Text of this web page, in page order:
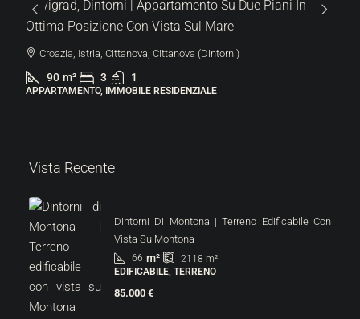
Novigrad, Dintorni | Appartamento Su Due Piani In
Ottima Posizione Con Vista Sul Mare
Croazia, Istria, Cittanova, Cittanova (Dintorni)
90 m² 3 1
APPARTAMENTO, IMMOBILE RESIDENZIALE
Vista Recente
Dintorni Di Montona | Terreno Edificabile Con
Vista Su Montona
66 m² 2118 m²
EDIFICABILE, TERRENO
85.000 €